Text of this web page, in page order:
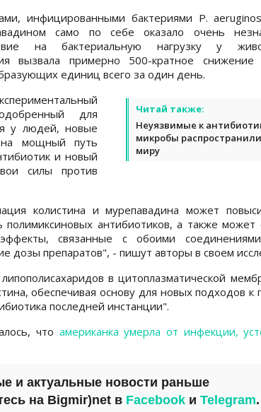
инфицированными бактериями P.
само по себе оказало очень
на бактериальную нагрузку у
вызвала примерно 500-кратное снижение
единиц всего за один день.
Читай также:
Неуязвимые к
микробы
миру
для
у людей, новые
на мощный путь
и новый
силы против
колистина и мурепавадина может
полимиксиновых антибиотиков, а также может
связанные с обоими
дозы препаратов", - пишут авторы в своем
в цитоплазматической
обеспечивая основу для новых подходов
последней инстанции".
что американка умерла от инфекции,
и актуальные новости раньше
на Bigmir)net в Facebook и Telegram.